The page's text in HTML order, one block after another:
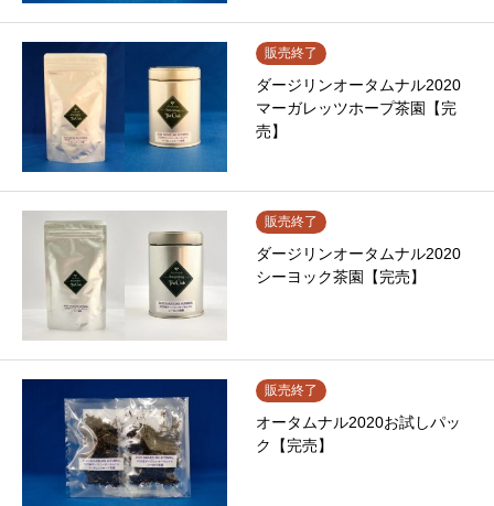
販売終了
ダージリンオータムナル2020
マーガレッツホープ茶園【完
売】
販売終了
ダージリンオータムナル2020
シーヨック茶園【完売】
販売終了
オータムナル2020お試しパッ
ク【完売】